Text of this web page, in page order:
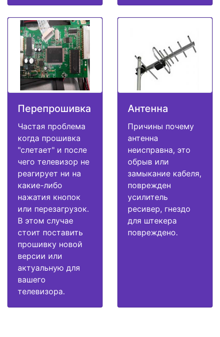
Перепрошивка
Частая проблема
когда прошивка
"слетает" и после
чего телевизор не
реагирует ни на
какие-либо
нажатия кнопок
или перезагрузок.
В этом случае
стоит поставить
прошивку новой
версии или
актуальную для
вашего
телевизора.
Антенна
Причины почему
антенна
неисправна, это
обрыв или
замыкание кабеля,
поврежден
усилитель
ресивер, гнездо
для штекера
повреждено.